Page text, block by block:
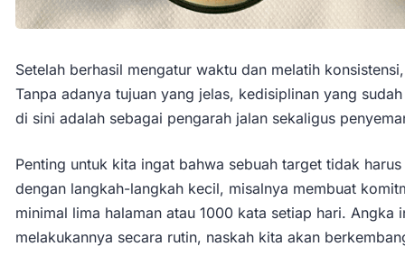
Setelah berhasil mengatur waktu dan melatih
Tanpa adanya tujuan yang jelas, kedisiplinan yang
di sini adalah sebagai pengarah jalan sekaligus
Penting untuk kita ingat bahwa sebuah target tidak
dengan langkah-langkah kecil, misalnya membuat
minimal lima halaman atau 1000 kata setiap hari.
melakukannya secara rutin, naskah kita akan